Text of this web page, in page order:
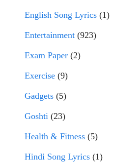
English Song Lyrics (1)
Entertainment (923)
Exam Paper (2)
Exercise (9)
Gadgets (5)
Goshti (23)
Health & Fitness (5)
Hindi Song Lyrics (1)